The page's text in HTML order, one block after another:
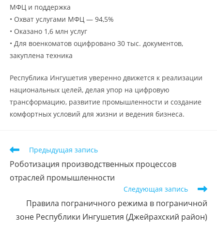
МФЦ и поддержка
• Охват услугами МФЦ — 94,5%
• Оказано 1,6 млн услуг
• Для военкоматов оцифровано 30 тыс. документов,
закуплена техника
Республика Ингушетия уверенно движется к реализации
национальных целей, делая упор на цифровую
трансформацию, развитие промышленности и создание
комфортных условий для жизни и ведения бизнеса.
Предыдущая запись
Роботизация производственных процессов
отраслей промышленности
Следующая запись
Правила пограничного режима в пограничной
зоне Республики Ингушетия (Джейрахский район)